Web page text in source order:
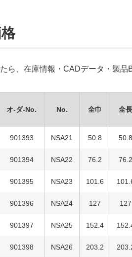
ら、在庫情報・CADデータ・製品
オ-ダ-No. No. 全巾 全長
901393 NSA21 50.8 50.8
901394 NSA22 76.2 76.2
901395 NSA23 101.6
901396 NSA24 127 127
901397 NSA25 152.4
901398 NSA26 203.2